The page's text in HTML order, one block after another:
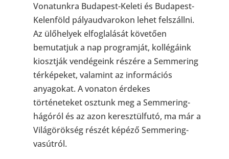
Vonatunkra Budapest-Keleti és Budapest-
Kelenföld pályaudvarokon lehet felszállni.
Az ülőhelyek elfoglalását követően
bemutatjuk a nap programját, kollégáink
kiosztják vendégeink részére a Semmering
térképeket, valamint az információs
anyagokat. A vonaton érdekes
történeteket osztunk meg a Semmering-
hágóról és az azon keresztülfutó, ma már a
Világörökség részét képéző Semmering-
vasútról.